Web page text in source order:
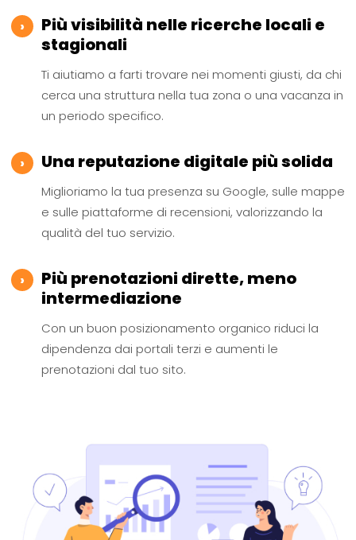
›
Più visibilità nelle ricerche locali e
stagionali
Ti aiutiamo a farti trovare nei momenti giusti, da chi
cerca una struttura nella tua zona o una vacanza in
un periodo specifico.
› Una reputazione digitale più solida
Miglioriamo la tua presenza su Google, sulle mappe
e sulle piattaforme di recensioni, valorizzando la
qualità del tuo servizio.
›
Più prenotazioni dirette, meno
intermediazione
Con un buon posizionamento organico riduci la
dipendenza dai portali terzi e aumenti le
prenotazioni dal tuo sito.